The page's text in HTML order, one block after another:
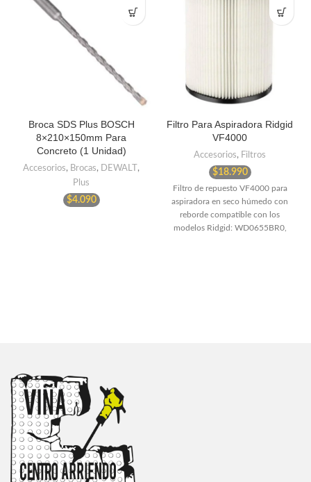
Broca SDS Plus BOSCH
8×210×150mm Para
Concreto (1 Unidad)
Accesorios, Brocas, DEWALT ,
Plus
$4.090
Filtro Para Aspiradora Ridgid
VF4000
Accesorios, Filtros
$18.990
Filtro de repuesto VF4000 para
aspiradora en seco húmedo con
reborde compatible con los
modelos Ridgid: WD0655BR0,